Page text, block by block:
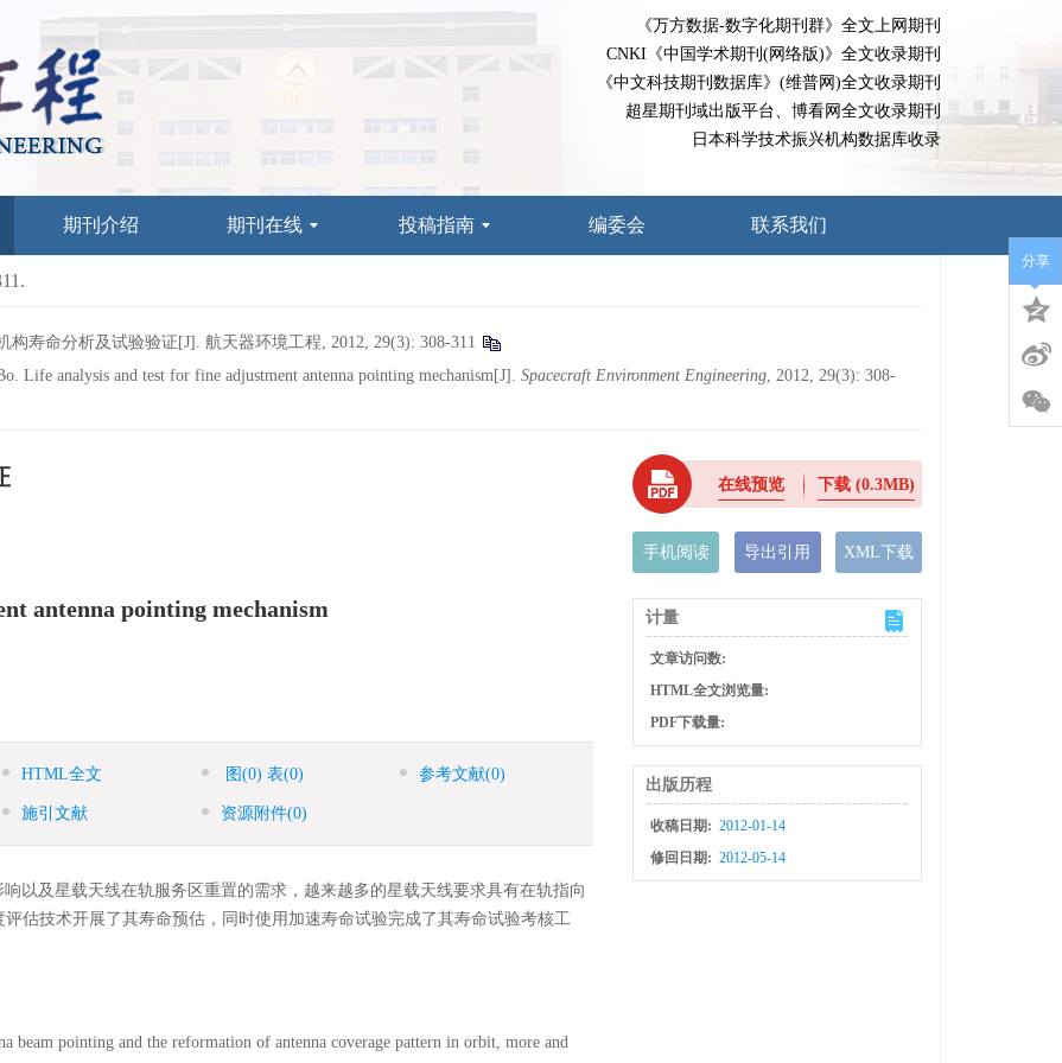
《万方数据-数字化期刊群》全文上网期刊
CNKI《中国学术期刊(网络版)》全文收录期刊
《中文科技期刊数据库》(维普网)全文收录期刊
超星期刊域出版平台、博看网全文收录期刊
日本科学技术振兴机构数据库收录
期刊介绍 期刊在线 投稿指南 编委会 联系我们
寿命分析及试验验证[J]. 航天器环境工程, 2012, 29(3): 308-311
Life analysis and test for fine adjustment antenna pointing mechanism[J]. Spacecraft Environment Engineering, 2012, 29(3): 308-
antenna pointing mechanism
HTML全文 图 (0) 表(0) 参考文献(0)
施引文献 资源附件(0)
以及星载天线在轨服务区重置的需求，越来越多的星载天线要求具有在轨指向
估技术开展了其寿命预估，同时使用加速寿命试验完成了其寿命试验考核工
beam pointing and the reformation of antenna coverage pattern in orbit, more and
在线预览 下载(0.3MB)
手机阅读 导出引用 XML下载
计量
文章访问数:
HTML全文浏览量:
PDF下载量:
出版历程
收稿日期: 2012-01-14
修回日期: 2012-05-14
分享